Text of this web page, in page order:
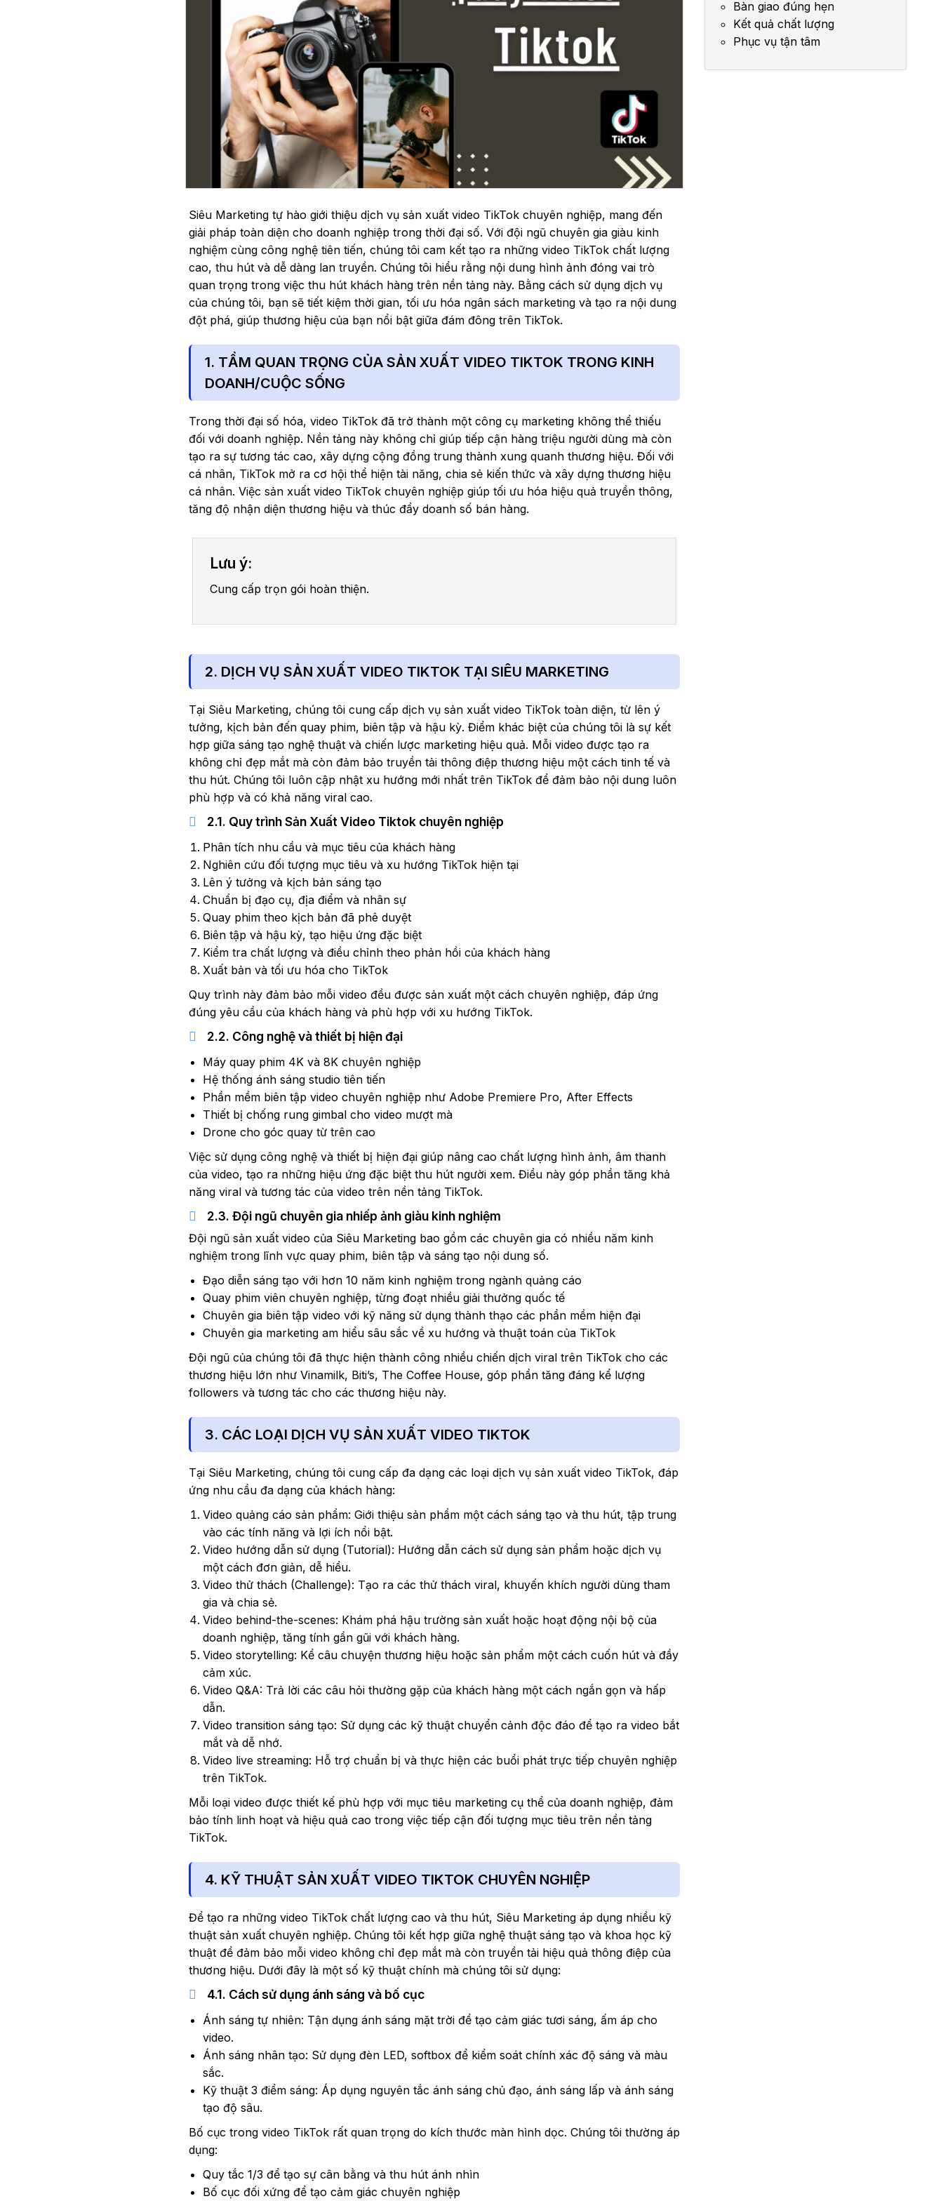
Siêu Marketing tự hào giới thiệu dịch vụ sản xuất video TikTok chuyên nghiệp, mang đến
giải pháp toàn diện cho doanh nghiệp trong thời đại số. Với đội ngũ chuyên gia giàu kinh
nghiệm cùng công nghệ tiên tiến, chúng tôi cam kết tạo ra những video TikTok chất lượng
cao, thu hút và dễ dàng lan truyền. Chúng tôi hiểu rằng nội dung hình ảnh đóng vai trò
quan trọng trong việc thu hút khách hàng trên nền tảng này. Bằng cách sử dụng dịch vụ
của chúng tôi, bạn sẽ tiết kiệm thời gian, tối ưu hóa ngân sách marketing và tạo ra nội dung
đột phá, giúp thương hiệu của bạn nổi bật giữa đám đông trên TikTok.
1. TẦM QUAN TRỌNG CỦA SẢN XUẤT VIDEO TIKTOK TRONG KINH
DOANH/CUỘC SỐNG
Trong thời đại số hóa, video TikTok đã trở thành một công cụ marketing không thể thiếu
đối với doanh nghiệp. Nền tảng này không chỉ giúp tiếp cận hàng triệu người dùng mà còn
tạo ra sự tương tác cao, xây dựng cộng đồng trung thành xung quanh thương hiệu. Đối với
cá nhân, TikTok mở ra cơ hội thể hiện tài năng, chia sẻ kiến thức và xây dựng thương hiệu
cá nhân. Việc sản xuất video TikTok chuyên nghiệp giúp tối ưu hóa hiệu quả truyền thông,
tăng độ nhận diện thương hiệu và thúc đẩy doanh số bán hàng.
Lưu ý:
Cung cấp trọn gói hoàn thiện.
2. DỊCH VỤ SẢN XUẤT VIDEO TIKTOK TẠI SIÊU MARKETING
Tại Siêu Marketing, chúng tôi cung cấp dịch vụ sản xuất video TikTok toàn diện, từ lên ý
tưởng, kịch bản đến quay phim, biên tập và hậu kỳ. Điểm khác biệt của chúng tôi là sự kết
hợp giữa sáng tạo nghệ thuật và chiến lược marketing hiệu quả. Mỗi video được tạo ra
không chỉ đẹp mắt mà còn đảm bảo truyền tải thông điệp thương hiệu một cách tinh tế và
thu hút. Chúng tôi luôn cập nhật xu hướng mới nhất trên TikTok để đảm bảo nội dung luôn
phù hợp và có khả năng viral cao.
2.1. Quy trình Sản Xuất Video Tiktok chuyên nghiệp
Phân tích nhu cầu và mục tiêu của khách hàng
Nghiên cứu đối tượng mục tiêu và xu hướng TikTok hiện tại
Lên ý tưởng và kịch bản sáng tạo
Chuẩn bị đạo cụ, địa điểm và nhân sự
Quay phim theo kịch bản đã phê duyệt
Biên tập và hậu kỳ, tạo hiệu ứng đặc biệt
Kiểm tra chất lượng và điều chỉnh theo phản hồi của khách hàng
Xuất bản và tối ưu hóa cho TikTok
Quy trình này đảm bảo mỗi video đều được sản xuất một cách chuyên nghiệp, đáp ứng
đúng yêu cầu của khách hàng và phù hợp với xu hướng TikTok.
2.2. Công nghệ và thiết bị hiện đại
Máy quay phim 4K và 8K chuyên nghiệp
Hệ thống ánh sáng studio tiên tiến
Phần mềm biên tập video chuyên nghiệp như Adobe Premiere Pro, After Effects
Thiết bị chống rung gimbal cho video mượt mà
Drone cho góc quay từ trên cao
Việc sử dụng công nghệ và thiết bị hiện đại giúp nâng cao chất lượng hình ảnh, âm thanh
của video, tạo ra những hiệu ứng đặc biệt thu hút người xem. Điều này góp phần tăng khả
năng viral và tương tác của video trên nền tảng TikTok.
2.3. Đội ngũ chuyên gia nhiếp ảnh giàu kinh nghiệm
Đội ngũ sản xuất video của Siêu Marketing bao gồm các chuyên gia có nhiều năm kinh
nghiệm trong lĩnh vực quay phim, biên tập và sáng tạo nội dung số.
Đạo diễn sáng tạo với hơn 10 năm kinh nghiệm trong ngành quảng cáo
Quay phim viên chuyên nghiệp, từng đoạt nhiều giải thưởng quốc tế
Chuyên gia biên tập video với kỹ năng sử dụng thành thạo các phần mềm hiện đại
Chuyên gia marketing am hiểu sâu sắc về xu hướng và thuật toán của TikTok
Đội ngũ của chúng tôi đã thực hiện thành công nhiều chiến dịch viral trên TikTok cho các
thương hiệu lớn như Vinamilk, Biti’s, The Coffee House, góp phần tăng đáng kể lượng
followers và tương tác cho các thương hiệu này.
3. CÁC LOẠI DỊCH VỤ SẢN XUẤT VIDEO TIKTOK
Tại Siêu Marketing, chúng tôi cung cấp đa dạng các loại dịch vụ sản xuất video TikTok, đáp
ứng nhu cầu đa dạng của khách hàng:
Video quảng cáo sản phẩm: Giới thiệu sản phẩm một cách sáng tạo và thu hút, tập trung
vào các tính năng và lợi ích nổi bật.
Video hướng dẫn sử dụng (Tutorial): Hướng dẫn cách sử dụng sản phẩm hoặc dịch vụ
một cách đơn giản, dễ hiểu.
Video thử thách (Challenge): Tạo ra các thử thách viral, khuyến khích người dùng tham
gia và chia sẻ.
Video behind-the-scenes: Khám phá hậu trường sản xuất hoặc hoạt động nội bộ của
doanh nghiệp, tăng tính gần gũi với khách hàng.
Video storytelling: Kể câu chuyện thương hiệu hoặc sản phẩm một cách cuốn hút và đầy
cảm xúc.
Video Q&A: Trả lời các câu hỏi thường gặp của khách hàng một cách ngắn gọn và hấp
dẫn.
Video transition sáng tạo: Sử dụng các kỹ thuật chuyển cảnh độc đáo để tạo ra video bắt
mắt và dễ nhớ.
Video live streaming: Hỗ trợ chuẩn bị và thực hiện các buổi phát trực tiếp chuyên nghiệp
trên TikTok.
Mỗi loại video được thiết kế phù hợp với mục tiêu marketing cụ thể của doanh nghiệp, đảm
bảo tính linh hoạt và hiệu quả cao trong việc tiếp cận đối tượng mục tiêu trên nền tảng
TikTok.
4. KỸ THUẬT SẢN XUẤT VIDEO TIKTOK CHUYÊN NGHIỆP
Để tạo ra những video TikTok chất lượng cao và thu hút, Siêu Marketing áp dụng nhiều kỹ
thuật sản xuất chuyên nghiệp. Chúng tôi kết hợp giữa nghệ thuật sáng tạo và khoa học kỹ
thuật để đảm bảo mỗi video không chỉ đẹp mắt mà còn truyền tải hiệu quả thông điệp của
thương hiệu. Dưới đây là một số kỹ thuật chính mà chúng tôi sử dụng:
4.1. Cách sử dụng ánh sáng và bố cục
Ánh sáng tự nhiên: Tận dụng ánh sáng mặt trời để tạo cảm giác tươi sáng, ấm áp cho
video.
Ánh sáng nhân tạo: Sử dụng đèn LED, softbox để kiểm soát chính xác độ sáng và màu
sắc.
Kỹ thuật 3 điểm sáng: Áp dụng nguyên tắc ánh sáng chủ đạo, ánh sáng lấp và ánh sáng
tạo độ sâu.
Bố cục trong video TikTok rất quan trọng do kích thước màn hình dọc. Chúng tôi thường áp
dụng:
Quy tắc 1/3 để tạo sự cân bằng và thu hút ánh nhìn
Bố cục đối xứng để tạo cảm giác chuyên nghiệp
Bàn giao đúng hẹn
Kết quả chất lượng
Phục vụ tận tâm